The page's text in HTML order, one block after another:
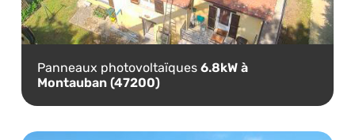
Panneaux photovoltaïques 6.8kW à
Montauban (47200)